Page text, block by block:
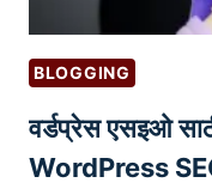
T
’
गा
:
च्या
ब्रँ
BLOGGING
वर्डप्रेस एसइओ
WordPress